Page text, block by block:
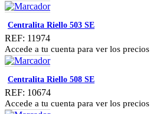
Centralita Riello 503 SE
REF: 11974
Accede a tu cuenta para ver los precios
Centralita Riello 508 SE
REF: 10674
Accede a tu cuenta para ver los precios